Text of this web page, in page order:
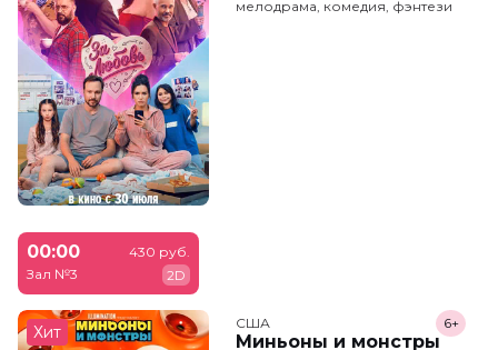
мелодрама, комедия, фэнтези
00:00
Зал №3
430 руб.
2D
Хит США
Миньоны и монстры
6+